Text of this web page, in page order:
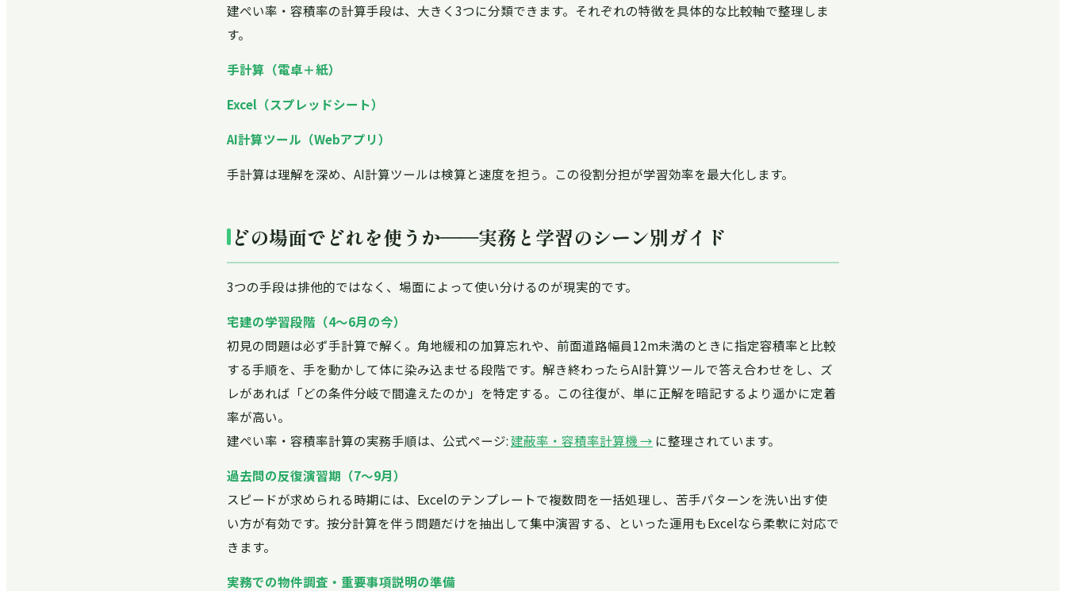
建ぺい率・容積率の計算手段は、大きく3つに分類できます。それぞれの特徴を具体的な比較軸で整理しま
す。
手計算（電卓＋紙）
Excel（スプレッドシート）
AI計算ツール（Webアプリ）
手計算は理解を深め、AI計算ツールは検算と速度を担う。この役割分担が学習効率を最大化します。
どの場面でどれを使うか――実務と学習のシーン別ガイド
3つの手段は排他的ではなく、場面によって使い分けるのが現実的です。
宅建の学習段階（4〜6月の今）
初見の問題は必ず手計算で解く。角地緩和の加算忘れや、前面道路幅員12m未満のときに指定容積率と比較
する手順を、手を動かして体に染み込ませる段階です。解き終わったらAI計算ツールで答え合わせをし、ズ
レがあれば「どの条件分岐で間違えたのか」を特定する。この往復が、単に正解を暗記するより遥かに定着
率が高い。
建ぺい率・容積率計算の実務手順は、公式ページ:建蔽率・容積率計算機 → に整理されています。
過去問の反復演習期（7〜9月）
スピードが求められる時期には、Excelのテンプレートで複数問を一括処理し、苦手パターンを洗い出す使
い方が有効です。按分計算を伴う問題だけを抽出して集中演習する、といった運用もExcelなら柔軟に対応で
きます。
実務での物件調査・重要事項説明の準備